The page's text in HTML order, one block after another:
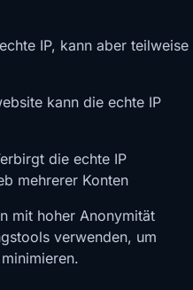
IP, kann aber teilweise
kann die echte IP
die echte IP
mehrerer Konten
mit hoher Anonymität
verwenden, um